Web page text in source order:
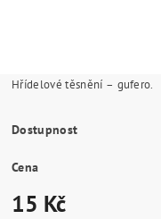
Hřídelové těsnění – gufero.
Dostupnost
Cena
15 Kč